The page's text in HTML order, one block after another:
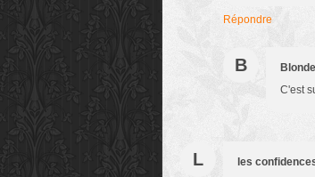
Répondre
B
C'est
L les